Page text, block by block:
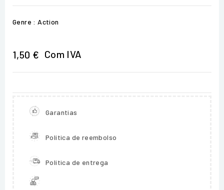
Genre : Action
1,50 € Com IVA
Garantias
Política de reembolso
Política de entrega